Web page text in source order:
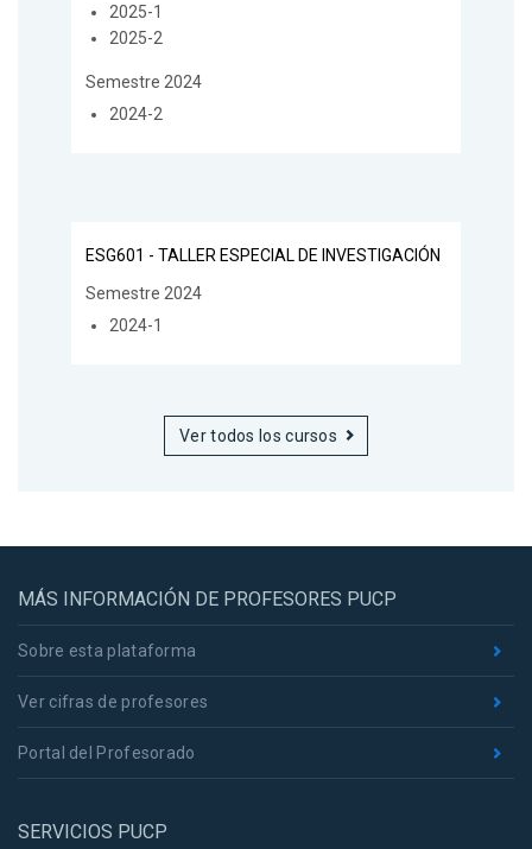
2025-1
2025-2
Semestre 2024
2024-2
ESG601 - TALLER ESPECIAL DE INVESTIGACIÓN
Semestre 2024
2024-1
Ver todos los cursos
MÁS INFORMACIÓN DE PROFESORES PUCP
Sobre esta plataforma
Ver cifras de profesores
Portal del Profesorado
SERVICIOS PUCP